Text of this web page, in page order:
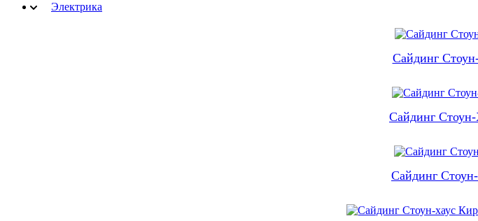
Электрика
Сайдинг
Сайдинг
Сайдинг